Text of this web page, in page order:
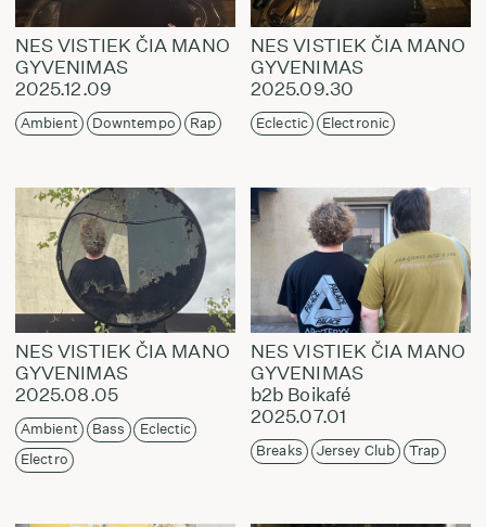
NES VISTIEK ČIA MANO
GYVENIMAS
2025.12.09
Ambient Downtempo Rap
NES VISTIEK ČIA MANO
GYVENIMAS
2025.09.30
Eclectic Electronic
NES VISTIEK ČIA MANO
GYVENIMAS
2025.08.05
Ambient Bass
Eclectic
Electro
NES VISTIEK ČIA MANO
GYVENIMAS
b2b Boikafé
2025.07.01
Breaks Jersey Club Trap